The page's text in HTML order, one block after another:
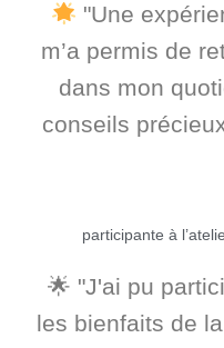
"Une
m’a permis de
dans mon
conseils
participante à
🌟 "J'ai pu
les bienfaits de